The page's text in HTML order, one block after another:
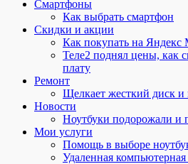
Смартфоны
Как выбрать смартфон
Скидки и акции
Как покупать на Яндекс
Теле2 поднял цены, как
плату
Ремонт
Щелкает жесткий диск и
Новости
Ноутбуки подорожали и
Мои услуги
Помощь в выборе
Удаленная